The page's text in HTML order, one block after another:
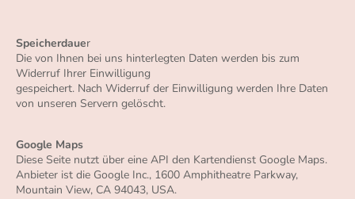
Speicherdauer
Die von Ihnen bei uns hinterlegten Daten werden bis zum
Widerruf Ihrer Einwilligung
gespeichert. Nach Widerruf der Einwilligung werden Ihre Daten
von unseren Servern gelöscht.
Google Maps
Diese Seite nutzt über eine API den Kartendienst Google Maps.
Anbieter ist die Google Inc., 1600 Amphitheatre Parkway,
Mountain View, CA 94043, USA.